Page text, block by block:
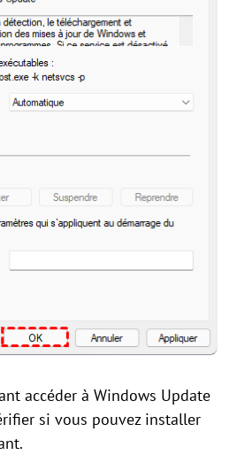
accéder à Windows Update
si vous pouvez installer